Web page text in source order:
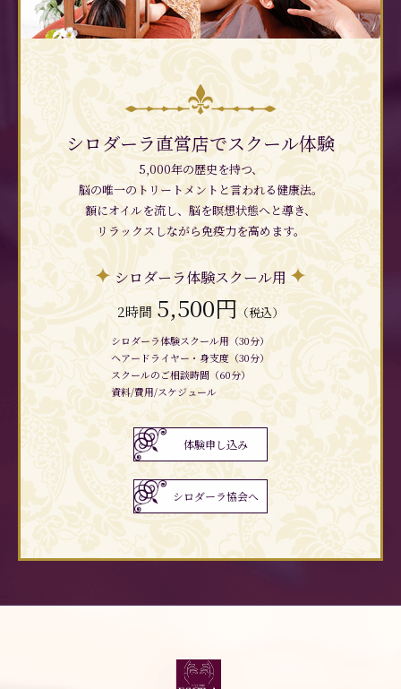
シロダーラ直営店でスクール体験
5,000年の歴史を持つ、
脳の唯一のトリートメントと言われる健康法。
額にオイルを流し、脳を瞑想状態へと導き、
リラックスしながら免疫力を高めます。
シロダーラ体験スクール用
2時間 5,500円 （税込）
シロダーラ体験スクール用（30分）
ヘアードライヤー・身支度（30分）
スクールのご相談時間（60分）
資料/費用/スケジュール
体験申し込み
シロダーラ協会へ